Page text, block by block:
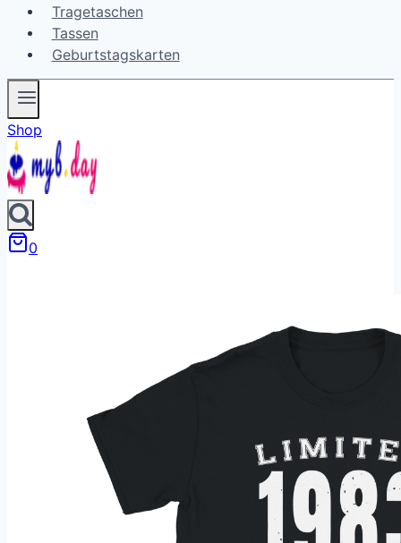
Tragetaschen
Tassen
Geburtstagskarten
Shop
0